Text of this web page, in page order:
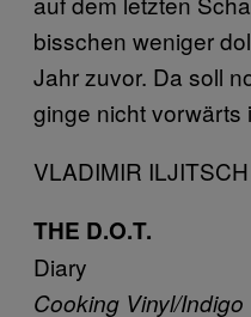
bisschen weniger
Jahr zuvor. Da soll
ginge nicht vorwärts
VLADIMIR
THE D.O.T.
Diary
Cooking Vinyl/Indigo